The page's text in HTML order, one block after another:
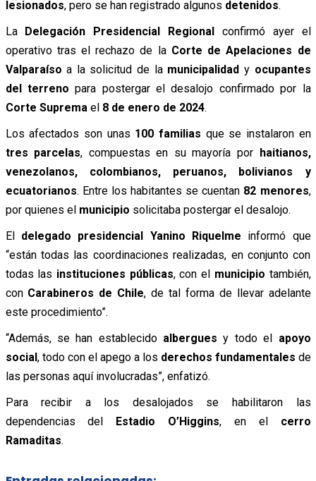
lesionados, pero se han registrado algunos detenidos.
La Delegación Presidencial Regional confirmó ayer el
operativo tras el rechazo de la Corte de Apelaciones de
Valparaíso a la solicitud de la municipalidad y ocupantes
del terreno para postergar el desalojo confirmado por la
Corte Suprema el 8 de enero de 2024.
Los afectados son unas 100 familias que se instalaron en
tres parcelas, compuestas en su mayoría por haitianos,
venezolanos, colombianos, peruanos, bolivianos y
ecuatorianos. Entre los habitantes se cuentan 82 menores,
por quienes el municipio solicitaba postergar el desalojo.
El delegado presidencial Yanino Riquelme informó que
“están todas las coordinaciones realizadas, en conjunto con
todas las instituciones públicas, con el municipio también,
con Carabineros de Chile, de tal forma de llevar adelante
este procedimiento”.
“Además, se han establecido albergues y todo el apoyo
social, todo con el apego a los derechos fundamentales de
las personas aquí involucradas”, enfatizó.
Para recibir a los desalojados se habilitaron las
dependencias del Estadio O’Higgins, en el cerro
Ramaditas.